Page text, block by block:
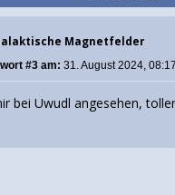
Magnetfelder
#3 am: 31. August 2024,
bei Uwudl angesehen,